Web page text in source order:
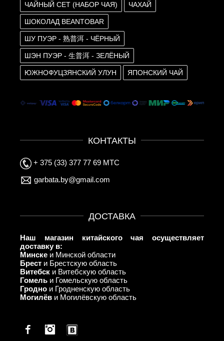
ЧАЙНЫЙ СЕТ (НАБОР ЧАЯ) ЧАХАЙ
ШОКОЛАД BEANTOBAR
ШУ ПУЭР - 熟普洱 - ЧЁРНЫЙ
ШЭН ПУЭР - 生普洱 - ЗЕЛЁНЫЙ
ЮЖНОФУЦЗЯНСКИЙ УЛУН ЯПОНСКИЙ ЧАЙ
КОНТАКТЫ
+ 375 (33) 377 77 69 МТС
garbata.by@gmail.com
ДОСТАВКА
Наш магазин китайского чая осуществляет
доставку в:
Минске и Минской области
Брест и Брестскую область
Витебск и Витебскую область
Гомель и Гомельскую область
Гродно и Гродненскую область
Могилёв и Могилёвскую область
Facebook